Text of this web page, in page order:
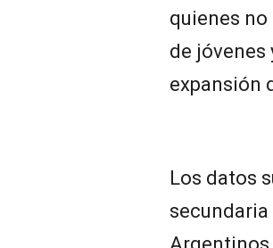
quienes
de jóvenes
expansión
Los datos
secundaria